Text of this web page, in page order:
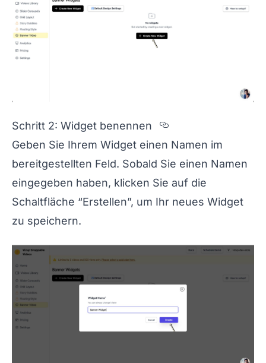
Schritt 2: Widget benennen
Section titled
Geben Sie Ihrem Widget einen Namen im
bereitgestellten Feld. Sobald Sie einen Namen
eingegeben haben, klicken Sie auf die
Schaltfläche “Erstellen”, um Ihr neues Widget
zu speichern.